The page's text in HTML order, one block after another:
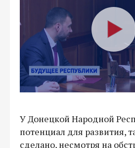
У Донецкой Народной
потенциал для развития,
сделано, несмотря на